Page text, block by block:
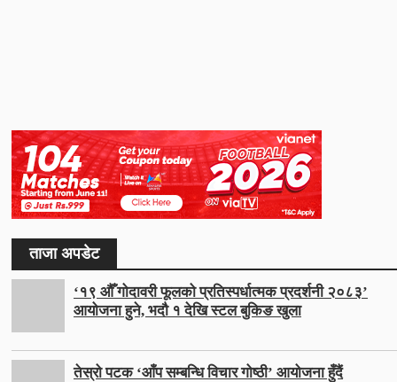
ताजा अपडेट
‘१९ औँ गोदावरी फूलको प्रतिस्पर्धात्मक प्रदर्शनी २०८३’
आयोजना हुने, भदौ १ देखि स्टल बुकिङ खुला
तेस्रो पटक ‘आँप सम्बन्धि विचार गोष्ठी’ आयोजना हुँदैं